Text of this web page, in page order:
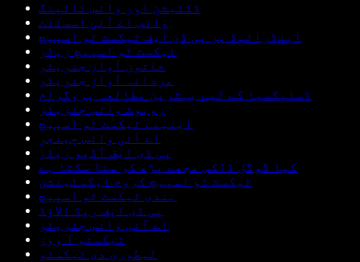
ڈکٹیشن اور وائس ٹائپنگ
وائس اے آئی اسسٹنٹ
اینڈرائیڈ پر پی ڈی ایف ٹیکسٹ ٹو اسپیچ
ٹیکسٹ ٹو اسپیچ ریڈر
خاتون آواز جنریٹر
مردانہ آواز جنریٹر
ڈسلیکسیا کے لیے بہترین مطالعہ پروگرام
روبوٹ وائس جنریٹر
اینیمے ٹیکسٹ ٹو اسپیچ
اے آئی وائس چینجر
پی ڈی ایف آڈیو ریڈر
کیا گوگل ڈاکس مجھے پڑھ کر سنا سکتا ہے
ٹیکسٹ ٹو اسپیچ کروم ایکسٹینشن
ہندی ٹیکسٹ ٹو اسپیچ
پی ڈی ایف ریڈ الاؤڈ
اے آئی وائس جنریٹر
ٹیکستو آ ووز
لیطوری دی ٹیکسٹو